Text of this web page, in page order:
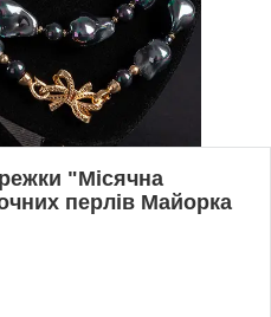
"Місячна
перлів Майорка